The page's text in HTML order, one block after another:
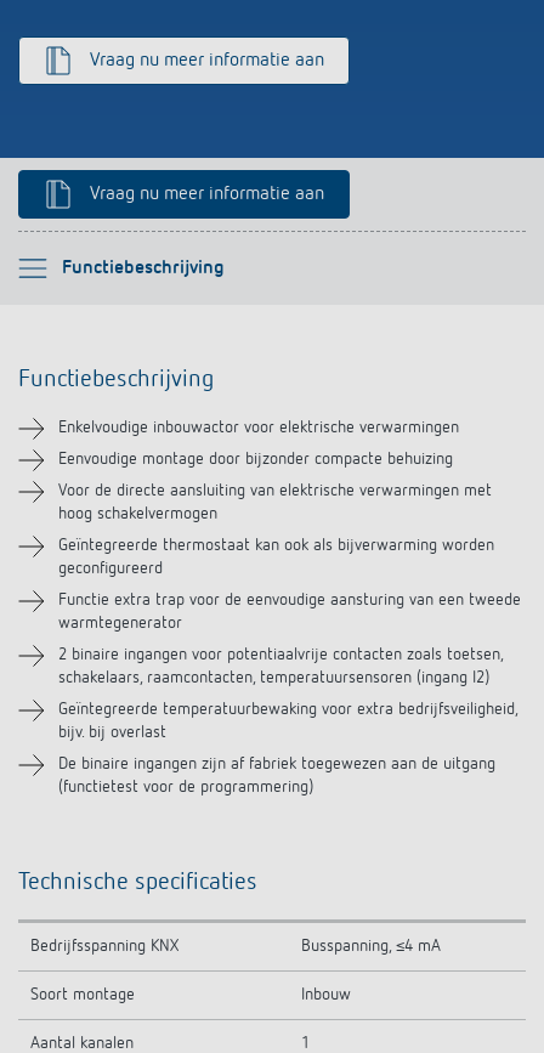
voordelig schakelen
Vraag nu meer informatie aan
Vraag nu meer informatie aan
Functiebeschrijving
Selecteer alstublieft
Technische informatie
Downloads
Accessoires
Functiebeschrijving
Enkelvoudige inbouwactor voor elektrische verwarmingen
Eenvoudige montage door bijzonder compacte behuizing
Voor de directe aansluiting van elektrische verwarmingen met
hoog schakelvermogen
Geïntegreerde thermostaat kan ook als bijverwarming worden
geconfigureerd
Functie extra trap voor de eenvoudige aansturing van een tweede
warmtegenerator
2 binaire ingangen voor potentiaalvrije contacten zoals toetsen,
schakelaars, raamcontacten, temperatuursensoren (ingang I2)
Geïntegreerde temperatuurbewaking voor extra bedrijfsveiligheid,
bijv. bij overlast
De binaire ingangen zijn af fabriek toegewezen aan de uitgang
(functietest voor de programmering)
Technische specificaties
Bedrijfsspanning KNX Busspanning, ≤4 mA
Soort montage Inbouw
Aantal kanalen 1